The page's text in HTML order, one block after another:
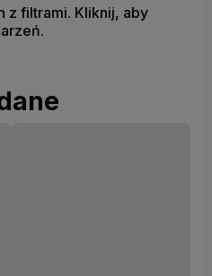
z filtrami. Kliknij, aby